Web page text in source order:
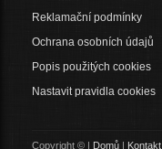
Reklamační podmínky
Ochrana osobních údajů
Popis použitých cookies
Nastavit pravidla cookies
Copyright © | Domů | Kontakt